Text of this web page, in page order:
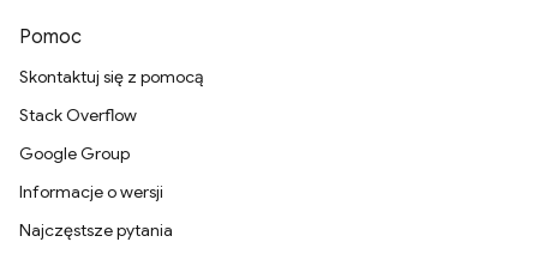
Pomoc
Skontaktuj się z pomocą
Stack Overflow
Google Group
Informacje o wersji
Najczęstsze pytania